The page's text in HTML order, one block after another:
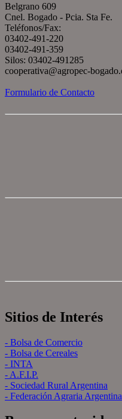
Belgrano 609
Cnel. Bogado - Pcia. Sta Fe.
Teléfonos/Fax:
03402-491-220
03402-491-359
Silos: 03402-491285
cooperativa@agropec-
Formulario de Contacto
Sitios de Interés
- Bolsa de Comercio
- Bolsa de Cereales
- INTA
- A.F.I.P.
- Sociedad Rural Argentina
- Federación Agraria Argentina